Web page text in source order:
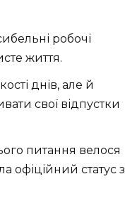
робочі
життя.
днів, але й
свої відпустки
питання велося
офіційний статус з